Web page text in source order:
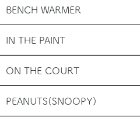
BENCH WARMER
IN THE PAINT
ON THE COURT
PEANUTS(SNOOPY)